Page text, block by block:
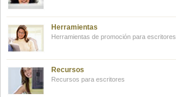
Herramientas
Herramientas de promoción para escritores
Recursos
Recursos para escritores